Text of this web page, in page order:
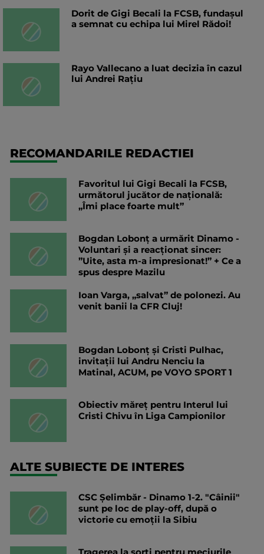
Dorit de Gigi Becali la FCSB, fundașul
a semnat cu echipa lui Mirel Rădoi!
Rayo Vallecano a luat decizia în cazul
lui Andrei Rațiu
RECOMANDARILE REDACTIEI
Favoritul lui Gigi Becali la FCSB,
următorul jucător de națională:
„Îmi place foarte mult”
Bogdan Lobonț a urmărit Dinamo -
Voluntari și a reacționat sincer:
”Uite, asta m-a impresionat!” + Ce a
spus despre Mazilu
Ioan Varga, „salvat” de polonezi. Au
venit banii la CFR Cluj!
Bogdan Lobonț și Cristi Pulhac,
invitații lui Andru Nenciu la
Matinal, ACUM, pe VOYO SPORT 1
Obiectiv măreț pentru Interul lui
Cristi Chivu în Liga Campionilor
ALTE SUBIECTE DE INTERES
CSC Șelimbăr - Dinamo 1-2. "Câinii"
sunt pe loc de play-off, după o
victorie cu emoții la Sibiu